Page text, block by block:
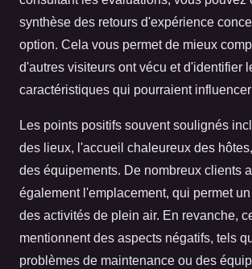
synthèse des retours d'expérience
option. Cela vous permet de mieux
d'autres visiteurs ont vécu et d'identifier
caractéristiques qui pourraient
Les points positifs souvent soulignés
des lieux, l'accueil chaleureux des
des équipements. De nombreux clients
également l'emplacement, qui permet
des activités de plein air. En revanche,
mentionnent des aspects négatifs, tels
problèmes de maintenance ou des